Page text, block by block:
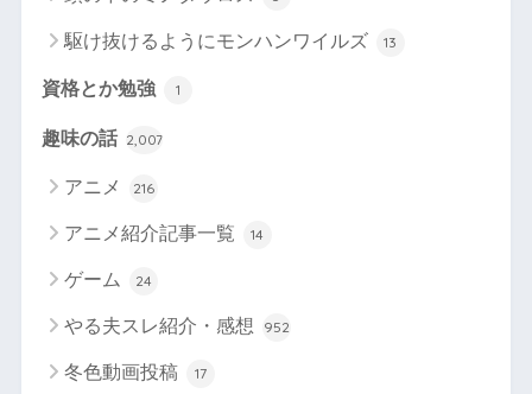
駆け抜けるようにモンハンワイルズ 13
資格とか勉強 1
趣味の話 2,007
アニメ 216
アニメ紹介記事一覧 14
ゲーム 24
やる夫スレ紹介・感想 952
冬色動画投稿 17